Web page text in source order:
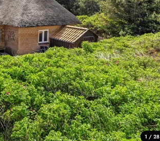
Ferienhäuser Sondervig
Ho
Houstrup
Houvig
auf Holmsland Klit
in Holmsland
Hvide Sande
Jegum
Klegod
Lodbjerg Hede
Nr. Lyngvig
1 / 28